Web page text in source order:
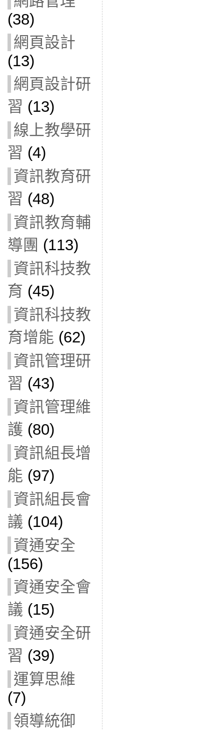
(38)
網頁設計
(13)
網頁設計研
習 (13)
線上教學研
習 (4)
資訊教育研
習 (48)
資訊教育輔
導團 (113)
資訊科技教
育 (45)
資訊科技教
育增能 (62)
資訊管理研
習 (43)
資訊管理維
護 (80)
資訊組長增
能 (97)
資訊組長會
議 (104)
資通安全
(156)
資通安全會
議 (15)
資通安全研
習 (39)
運算思維
(7)
領導統御